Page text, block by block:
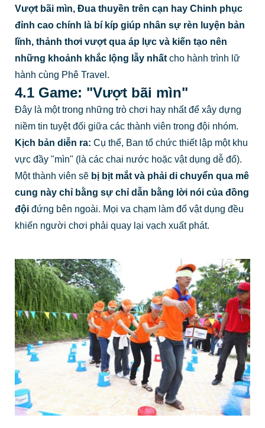
Vượt bãi mìn, Đua thuyền trên cạn hay Chinh phục
đỉnh caochính là bí kíp giúp nhân sự rèn luyện bản
lĩnh, thảnh thơi vượt qua áp lực và kiến tạo nên
những khoảnh khắc lộng lẫy nhấtcho hành trình lữ
hành cùng Phê Travel.
4.1 Game: "Vượt bãi mìn"
Đây là một trong những trò chơi hay nhất để xây dựng
niềm tin tuyệt đối giữa các thành viên trong đội nhóm.
Kịch bản diễn ra: Cụ thể, Ban tổ chức thiết lập một khu
vực đầy "mìn" (là các chai nước hoặc vật dụng dễ đổ).
Một thành viên sẽ bị bịt mắt và phải di chuyển qua mê
cung này chỉ bằng sự chỉ dẫn bằng lời nói của đồng
độiđứng bên ngoài. Mọi va chạm làm đổ vật dụng đều
khiến người chơi phải quay lại vạch xuất phát.